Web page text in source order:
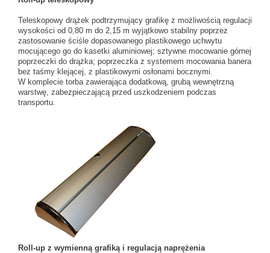
Teleskopowy drążek podtrzymujący grafikę z możliwością regulacji
wysokości od 0,80 m do 2,15 m wyjątkowo stabilny poprzez
zastosowanie ściśle dopasowanego plastikowego uchwytu
mocującego go do kasetki aluminiowej; sztywne mocowanie górnej
poprzeczki do drążka; poprzeczka z systemem mocowania banera
bez taśmy klejącej, z plastikowymi osłonami bocznymi.
W komplecie torba zawierająca dodatkową, grubą wewnętrzną
warstwę, zabezpieczającą przed uszkodzeniem podczas
transportu.
Roll-up z wymienną grafiką i regulacją naprężenia